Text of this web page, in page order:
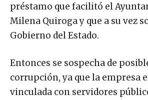
préstamo que facilitó el
Milena Quiroga y que a su vez
Gobierno del Estado.
Entonces se sospecha de
corrupción, ya que la empresa
vinculada con servidores